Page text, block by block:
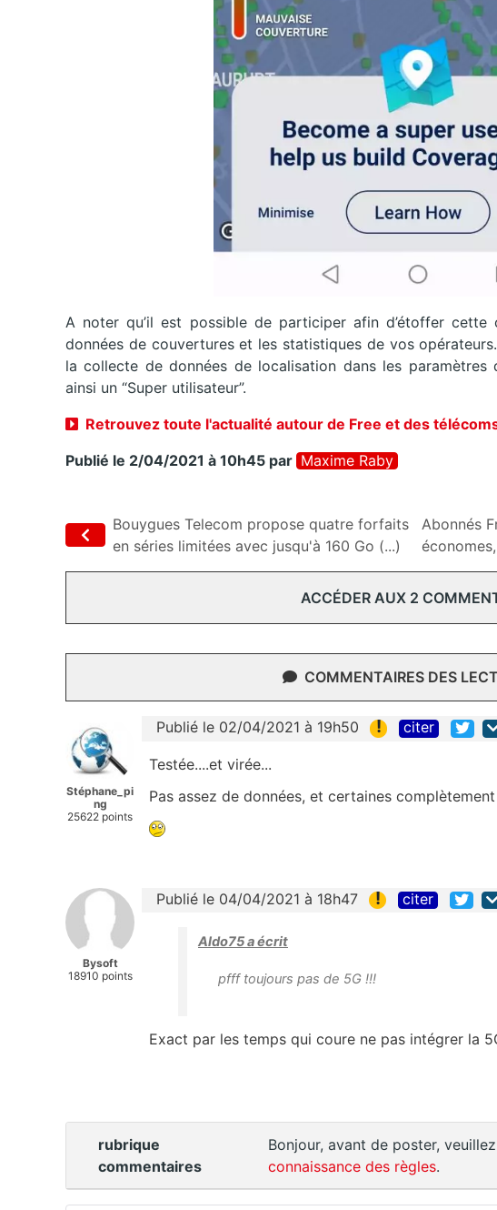
A noter qu’il est possible de participer afin d’étoffer
données de couvertures et les statistiques de vos
la collecte de données de localisation dans les paramètres
ainsi un “Super utilisateur”.
Retrouvez toute l'actualité autour de Free et des
Publié le 2/04/2021 à 10h45 par Maxime Raby
Bouygues Telecom propose quatre forfaits
en séries limitées avec jusqu'à 160 Go (...)
Abonnés
ACCÉDER AUX 2
COMMENTAIRES DES
Stéphane_pi
ng
25622 points
Publié le 02/04/2021 à 19h50 ! citer
Testée....et virée...
Pas assez de données, et certaines
Bysoft
18910 points
Publié le 04/04/2021 à 18h47 ! citer
Aldo75 a écrit
pfff toujours pas de 5G !!!
Exact par les temps qui coure ne pas intégrer la
rubrique
commentaires
Bonjour, avant de poster,
connaissance des règles.